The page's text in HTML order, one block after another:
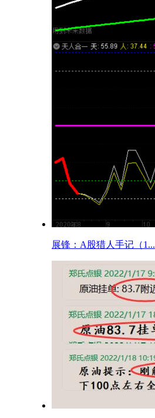
展锋：A股猎人手记（1...